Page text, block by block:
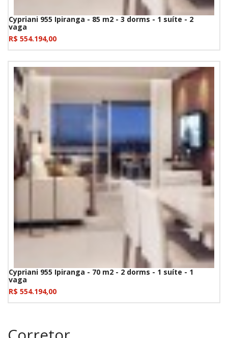
Cypriani 955 Ipiranga - 85 m2 - 3 dorms - 1 suíte - 2
vaga
R$ 554.194,00
Cypriani 955 Ipiranga - 70 m2 - 2 dorms - 1 suíte - 1
vaga
R$ 554.194,00